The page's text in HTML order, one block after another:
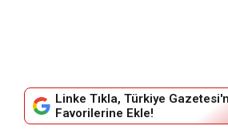
Linke Tıkla, Türkiye
Favorilerine Ekle!